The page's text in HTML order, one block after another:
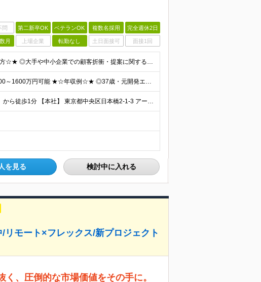
問 第二新卒OK ベテランOK 複数名採用 完全週休2日
月 上場企業 転勤なし 土日面接可 面接1回
☆高卒以上 ★☆以下いずれかの経験のある方☆★ ◎大手や中小企業での顧客折衝・提案に関する経験 ◎SIerや事業会社における上流工程（顧客折衝・提案等）の経験 ◎PL・PMの実務経験 ◎コンサルティ
◇月給42万～100万円＋賞与年2回 └年収900～1600万円可能 ★☆年収例☆★ ◎37歳・元開発エンジニア └年収900万（2年後に年収150万UP実績） ◎40歳・元SierのPM └年収1
◆リモート×フレックス ◆各線「日本橋駅」から徒歩1分 【本社】 東京都中央区日本橋2-1-3 アーバンネット日本橋二丁目ビル6階 ※変更の範囲：上記を除く当社関連勤務地
を見る 検討中に入れる
モート×フレックス/新プロジェクト
く、圧倒的な市場価値をその手に。